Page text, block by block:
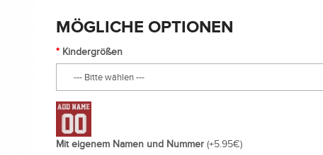
MÖGLICHE OPTIONEN
Kindergrößen
Mit eigenem Namen und Nummer (+5.95€)